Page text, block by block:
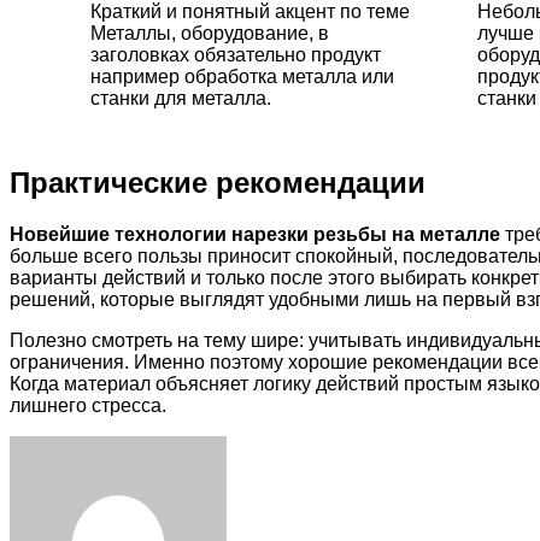
Краткий и понятный акцент по теме
Металлы, оборудование, в
заголовках обязательно продукт
например обработка металла или
станки для металла.
лучше
Практические рекомендации
Новейшие технологии нарезки резьбы на металле
больше всего пользы приносит спокойный,
варианты действий и только после этого выбирать
решений, которые выглядят удобными лишь на первый
Полезно смотреть на тему шире: учитывать
ограничения. Именно поэтому хорошие рекомендации
Когда материал объясняет логику действий простым
лишнего стресса.